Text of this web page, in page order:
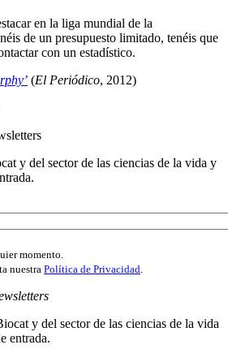
en la liga mundial de la
de un presupuesto limitado, tenéis que
con un estadístico.
(El Periódico, 2012)
y del sector de las ciencias de la vida y
momento.
nuestra Política de Privacidad.
y del sector de las ciencias de la vida
entrada.